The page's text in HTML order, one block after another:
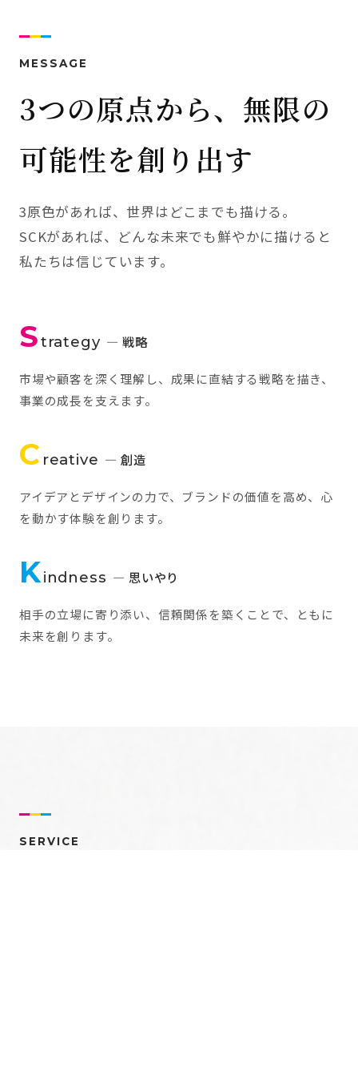
MESSAGE
3つの原点から、無限の
可能性を創り出す
3原色があれば、世界はどこまでも描ける。
SCKがあれば、どんな未来でも鮮やかに描けると
私たちは信じています。
Strategy — 戦略
市場や顧客を深く理解し、成果に直結する戦略を描き、
事業の成長を支えます。
C reative — 創造
アイデアとデザインの力で、ブランドの価値を高め、心
を動かす体験を創ります。
Kindness — 思いやり
相手の立場に寄り添い、信頼関係を築くことで、ともに
未来を創ります。
SERVICE